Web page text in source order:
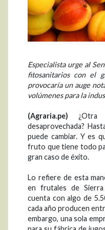
Especialista urge al
fitosanitarios con el
provocaría un auge
volúmenes para la
(Agraria.pe) ¿Otra
desaprovechada?
puede cambiar. Y es
fruto que tiene todo
gran caso de éxito.
Lo refiere de esta
en frutales de
cuenta con algo de
cada año producen
embargo, una sola